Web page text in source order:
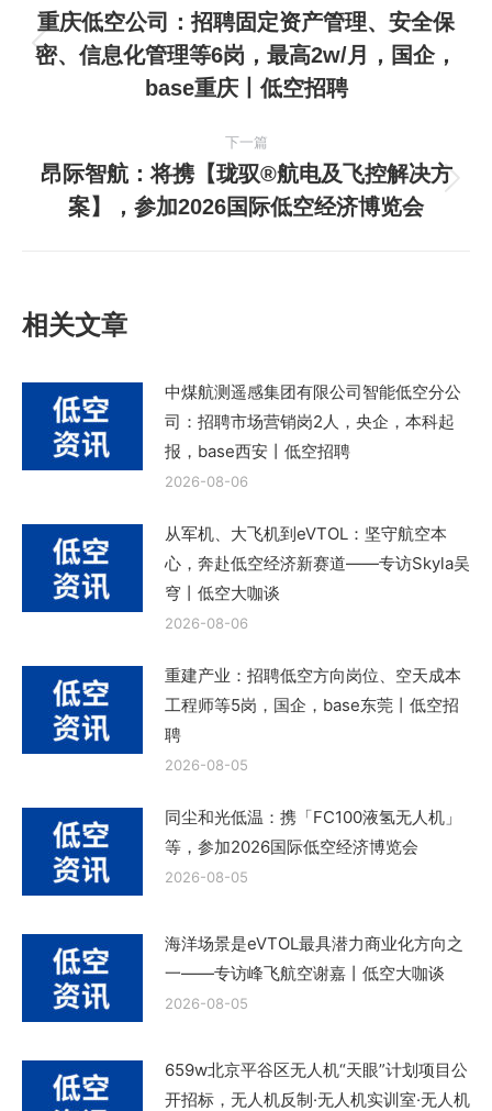
章
导
上
一
文
章：
重庆低空公司：招聘固定资产管理、安全保
密、信息化管理等6岗，最高2w/月，国企，
base重庆丨低空招聘
下一篇
下
一
昂际智航：将携【珑驭®航电及飞控解决方
案】，参加2026国际低空经济博览会
相关文章
中煤航测遥感集团有限公司智能低空分公
司：招聘市场营销岗2人，央企，本科起
报，base西安丨低空招聘
2026-08-06
从军机、大飞机到eVTOL：坚守航空本
心，奔赴低空经济新赛道——专访Skyla吴
穹丨低空大咖谈
2026-08-06
重建产业：招聘低空方向岗位、空天成本
工程师等5岗，国企，base东莞丨低空招
聘
2026-08-05
同尘和光低温：携「FC100液氢无人机」
等，参加2026国际低空经济博览会
2026-08-05
海洋场景是eVTOL最具潜力商业化方向之
一——专访峰飞航空谢嘉丨低空大咖谈
2026-08-05
659w北京平谷区无人机“天眼”计划项目公
开招标，无人机反制·无人机实训室·无人机